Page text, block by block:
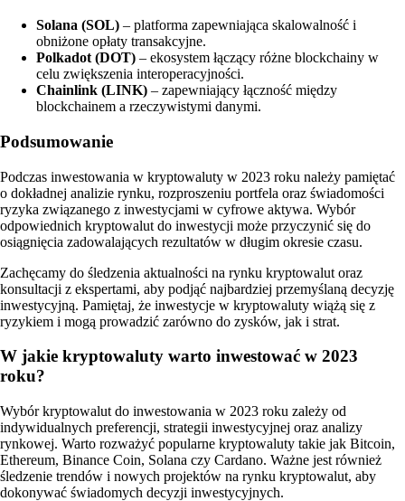
Solana (SOL) – platforma zapewniająca skalowalność i
obniżone opłaty transakcyjne.
Polkadot (DOT) – ekosystem łączący różne blockchainy w
celu zwiększenia interoperacyjności.
Chainlink (LINK) – zapewniający łączność między
blockchainem a rzeczywistymi danymi.
Podsumowanie
Podczas inwestowania w kryptowaluty w 2023 roku należy pamiętać
o dokładnej analizie rynku, rozproszeniu portfela oraz świadomości
ryzyka związanego z inwestycjami w cyfrowe aktywa. Wybór
odpowiednich kryptowalut do inwestycji może przyczynić się do
osiągnięcia zadowalających rezultatów w długim okresie czasu.
Zachęcamy do śledzenia aktualności na rynku kryptowalut oraz
konsultacji z ekspertami, aby podjąć najbardziej przemyślaną decyzję
inwestycyjną. Pamiętaj, że inwestycje w kryptowaluty wiążą się z
ryzykiem i mogą prowadzić zarówno do zysków, jak i strat.
W jakie kryptowaluty warto inwestować w 2023
roku?
Wybór kryptowalut do inwestowania w 2023 roku zależy od
indywidualnych preferencji, strategii inwestycyjnej oraz analizy
rynkowej. Warto rozważyć popularne kryptowaluty takie jak Bitcoin,
Ethereum, Binance Coin, Solana czy Cardano. Ważne jest również
śledzenie trendów i nowych projektów na rynku kryptowalut, aby
dokonywać świadomych decyzji inwestycyjnych.